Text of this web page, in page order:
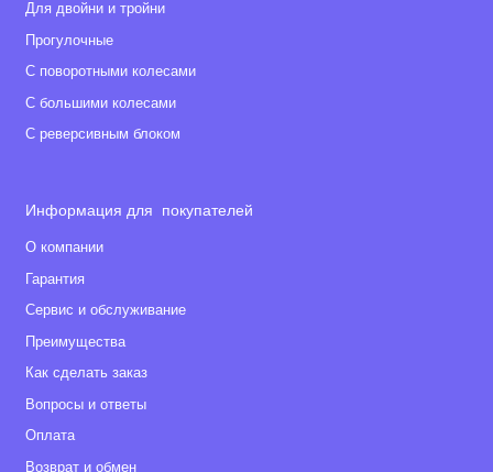
Для двойни и тройни
Прогулочные
С поворотными колесами
С большими колесами
С реверсивным блоком
Информация для покупателей
О компании
Гарантия
Сервис и обслуживание
Преимущества
Как сделать заказ
Вопросы и ответы
Оплата
Возврат и обмен